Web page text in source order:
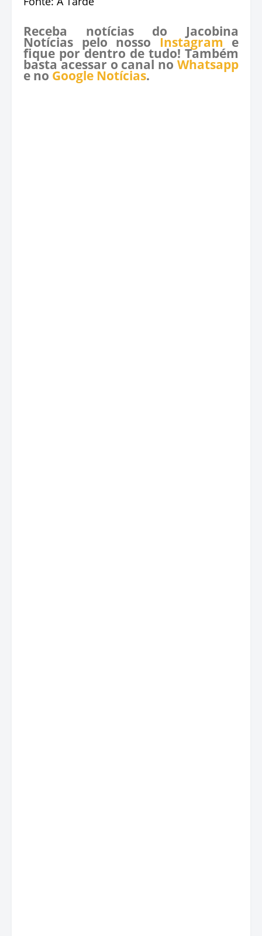
Receba notícias do Jacobina
Notícias pelo nosso Instagram e
fique por dentro de tudo! Também
basta acessar o canal no Whatsapp
e no Google Notícias.